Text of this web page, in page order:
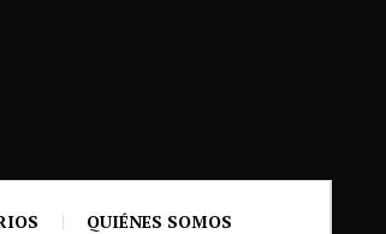
QUIÉNES SOMOS